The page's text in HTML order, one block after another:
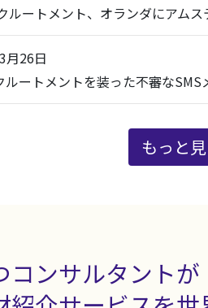
ルートメント、オランダにアム
月26日
ルートメントを装った不審な
もっと
コンサルタントが